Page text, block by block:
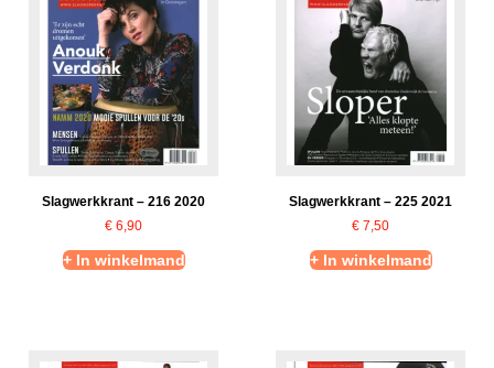
Slagwerkkrant – 216 2020
€ 6,90
+ In winkelmand
Slagwerkkrant – 225 2021
€ 7,50
+ In winkelmand